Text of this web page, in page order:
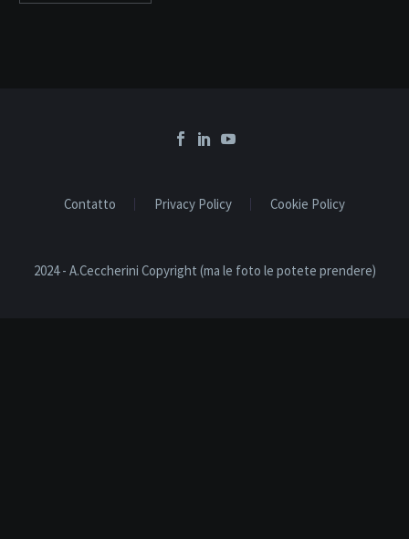
Contatto Privacy Policy Cookie Policy
2024 - A.Ceccherini Copyright (ma le foto le potete prendere)